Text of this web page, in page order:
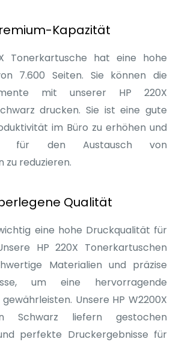
Kapazität
Tonerkartusche hat eine hohe
7.600 Seiten. Sie können die
mit unserer HP 220X
drucken. Sie ist eine gute
im Büro zu erhöhen und
für den Austausch von
zu reduzieren.
Qualität
eine hohe Druckqualität für
HP 220X Tonerkartuschen
Materialien und präzise
um eine hervorragende
Unsere HP W2200X
Schwarz liefern gestochen
perfekte Druckergebnisse für